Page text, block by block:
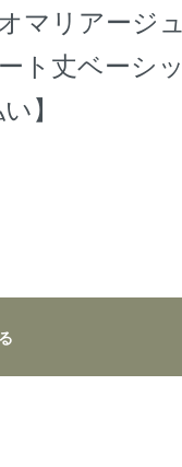
マリアージ
ト丈ベーシ
】